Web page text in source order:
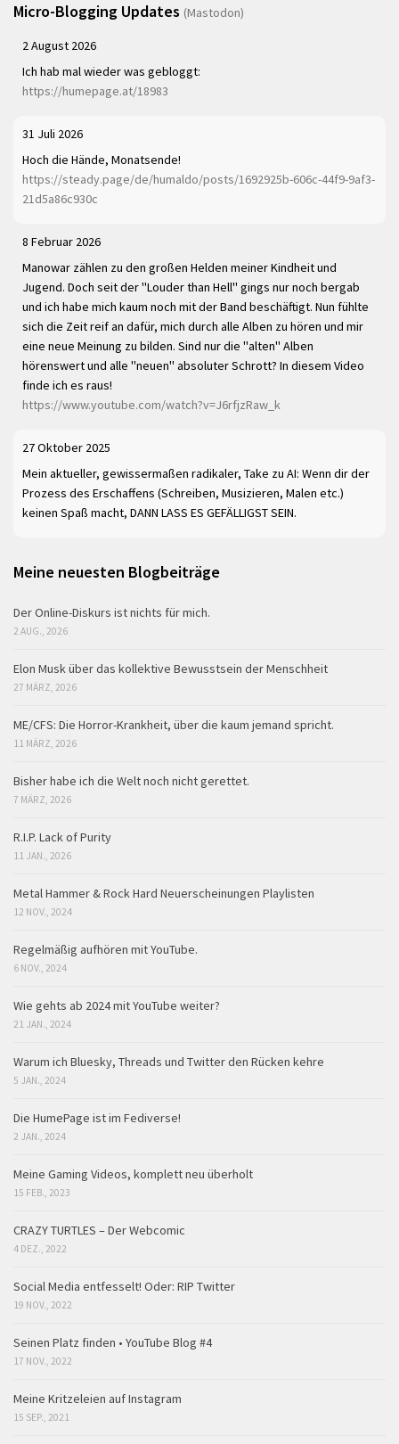
Micro-Blogging Updates (Mastodon)
2 August 2026
Ich hab mal wieder was gebloggt:
https://humepage.at/18983
31 Juli 2026
Hoch die Hände, Monatsende!
https://steady.page/de/humaldo/posts/1692925b-606c-44f9-9af3-
21d5a86c930c
8 Februar 2026
Manowar zählen zu den großen Helden meiner Kindheit und
Jugend. Doch seit der "Louder than Hell" gings nur noch bergab
und ich habe mich kaum noch mit der Band beschäftigt. Nun fühlte
sich die Zeit reif an dafür, mich durch alle Alben zu hören und mir
eine neue Meinung zu bilden. Sind nur die "alten" Alben
hörenswert und alle "neuen" absoluter Schrott? In diesem Video
finde ich es raus!
https://www.youtube.com/watch?v=J6rfjzRaw_k
27 Oktober 2025
Mein aktueller, gewissermaßen radikaler, Take zu AI: Wenn dir der
Prozess des Erschaffens (Schreiben, Musizieren, Malen etc.)
keinen Spaß macht, DANN LASS ES GEFÄLLIGST SEIN.
Meine neuesten Blogbeiträge
Der Online-Diskurs ist nichts für mich.
2 AUG., 2026
Elon Musk über das kollektive Bewusstsein der Menschheit
27 MÄRZ, 2026
ME/CFS: Die Horror-Krankheit, über die kaum jemand spricht.
11 MÄRZ, 2026
Bisher habe ich die Welt noch nicht gerettet.
7 MÄRZ, 2026
R.I.P. Lack of Purity
11 JAN., 2026
Metal Hammer & Rock Hard Neuerscheinungen Playlisten
12 NOV., 2024
Regelmäßig aufhören mit YouTube.
6 NOV., 2024
Wie gehts ab 2024 mit YouTube weiter?
21 JAN., 2024
Warum ich Bluesky, Threads und Twitter den Rücken kehre
5 JAN., 2024
Die HumePage ist im Fediverse!
2 JAN., 2024
Meine Gaming Videos, komplett neu überholt
15 FEB., 2023
CRAZY TURTLES – Der Webcomic
4 DEZ., 2022
Social Media entfesselt! Oder: RIP Twitter
19 NOV., 2022
Seinen Platz finden • YouTube Blog #4
17 NOV., 2022
Meine Kritzeleien auf Instagram
15 SEP., 2021